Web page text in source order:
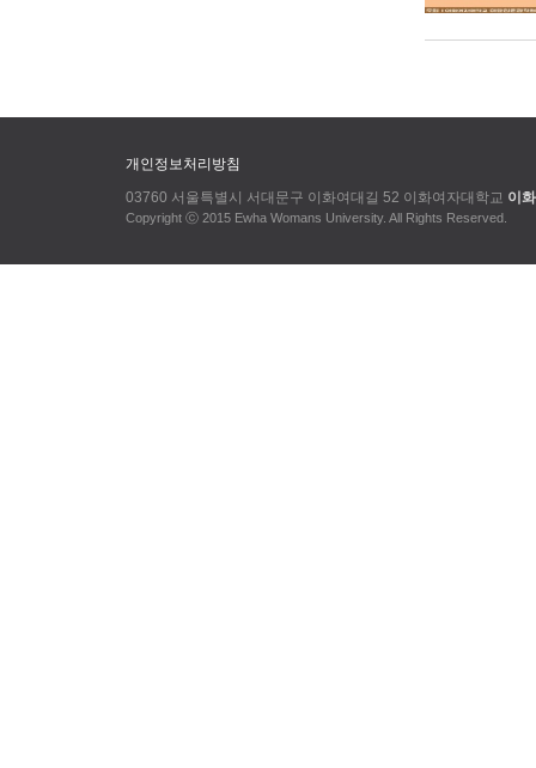
개인정보처리방침
03760 서울특별시 서대문구 이화여대길 52 이화여자대학교 이
Copyright ⓒ 2015 Ewha Womans University. All Rights Reserved.